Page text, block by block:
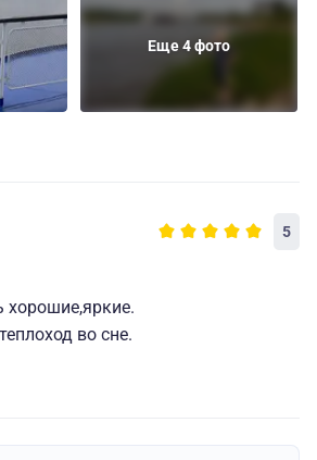
Еще 4 фото
5
хорошие,яркие.
во сне.